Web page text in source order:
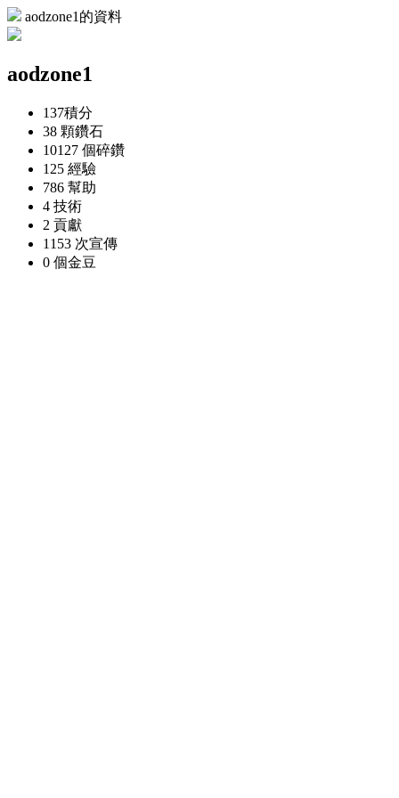
aodzone1的資料
aodzone1
137積分
38 顆鑽石
10127 個碎鑽
125 經驗
786 幫助
4 技術
2 貢獻
1153 次宣傳
0 個金豆